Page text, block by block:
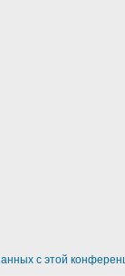
с этой